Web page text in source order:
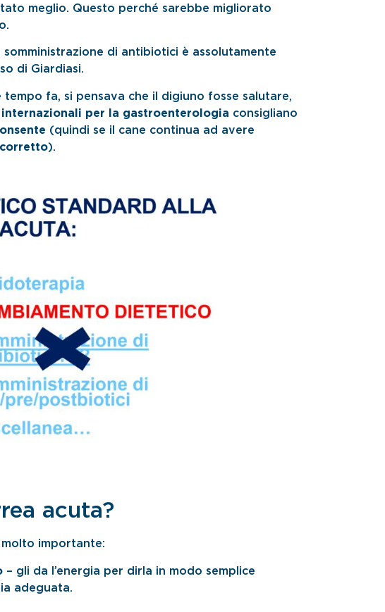
meglio. Questo perché sarebbe migliorato
di antibiotici è assolutamente
di Giardiasi.
tempo fa, si pensava che il digiuno fosse salutare,
internazionali per la gastroenterologia consigliano
(quindi se il cane continua ad avere
).
acuta?
importante:
– gli da l’energia per dirla in modo semplice
adeguata.